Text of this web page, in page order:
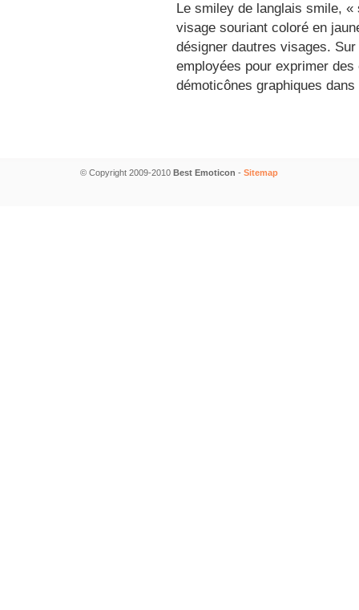
Le smiley de langlais smile,
visage souriant coloré en
désigner dautres visages.
employées pour exprimer
démoticônes graphiques
© Copyright 2009-2010 Best Emoticon - Sitemap